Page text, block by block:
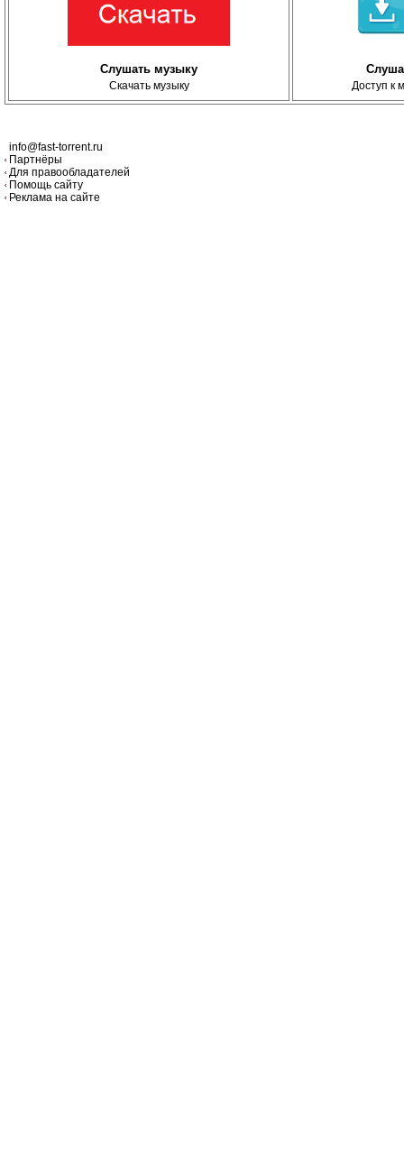
Слушать музыку
Скачать музыку Доступ к
info@fast-torrent.ru
Партнёры
Для правообладателей
Помощь сайту
Реклама на сайте